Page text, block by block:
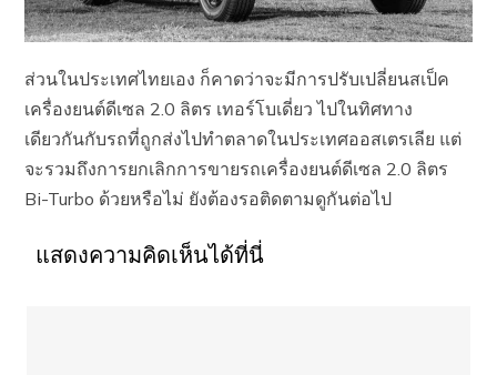
ส่วนในประเทศไทยเอง ก็คาดว่าจะมีการปรับเปลี่ยนสเป็ค
เครื่องยนต์ดีเซล 2.0 ลิตร เทอร์โบเดี่ยว ไปในทิศทาง
เดียวกันกับรถที่ถูกส่งไปทำตลาดในประเทศออสเตรเลีย แต่
จะรวมถึงการยกเลิกการขายรถเครื่องยนต์ดีเซล 2.0 ลิตร
Bi-Turbo ด้วยหรือไม่ ยังต้องรอติดตามดูกันต่อไป
แสดงความคิดเห็นได้ที่นี่